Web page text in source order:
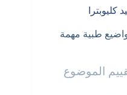
طبية مهمة
الموضوع